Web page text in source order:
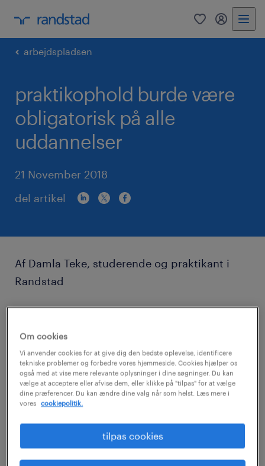
0
arbejdspladsen
praktikophold burde være
obligatorisk på alle
uddannelser
21 November 2018
del artikel
Af Damla Teke, studerende og praktikant i
Randstad
forskningsminister Tommy Ahlers
regeringens plan ”Fleksible
Universitetsuddannelser til Fremtiden”, og vi
kan hurtigt blive enige om, at det bestemt er
et skridt i den rigtige retning.
Som studerende er det afgørende med
relevant erhvervserfaring inden man afslutter
Om cookies
Vi anvender cookies for at give dig den bedste oplevelse, identificere
tekniske problemer og forbedre vores hjemmeside. Cookies hjælper os
også med at vise mere relevante oplysninger i dine søgninger. Du kan
vælge at acceptere eller afvise dem, eller klikke på "tilpas" for at vælge
dine præferencer. Du kan ændre dine valg når som helst. Læs mere i
vores
cookiepolitik.
tilpas cookies